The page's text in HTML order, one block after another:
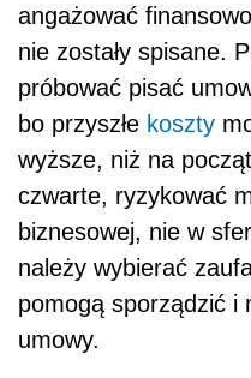
angażować
nie zostały spisane.
próbować pisać
bo przyszłe koszty
wyższe, niż na
czwarte, ryzykować
biznesowej, nie w
należy wybierać
pomogą sporządzić i
umowy.